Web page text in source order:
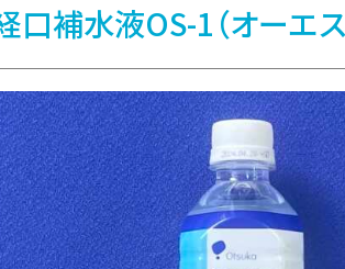
補水液OS-1 （オーエ